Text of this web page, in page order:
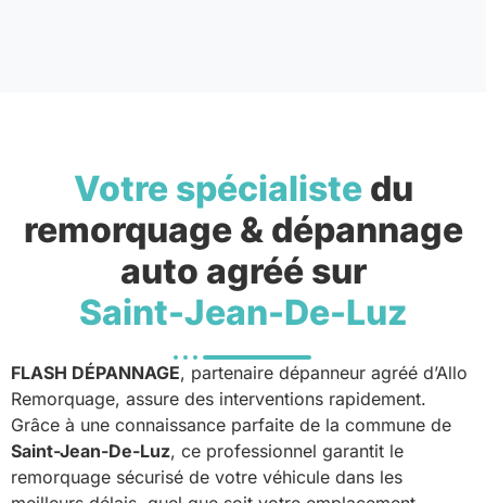
Votre spécialistedu
remorquage & dépannage
auto agréé sur
Saint-Jean-De-Luz
FLASH DÉPANNAGE, partenaire dépanneur agréé d’Allo
Remorquage, assure des interventions rapidement.
Grâce à une connaissance parfaite de la commune de
Saint-Jean-De-Luz, ce professionnel garantit le
remorquage sécurisé de votre véhicule dans les